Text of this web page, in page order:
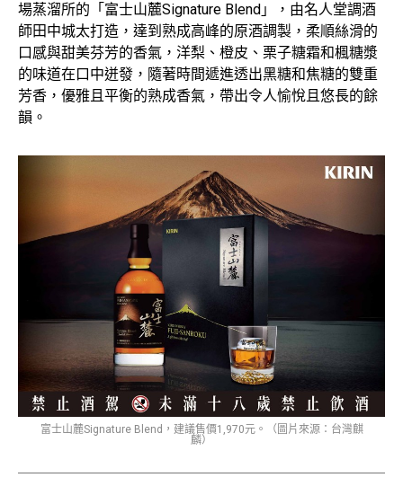
場蒸溜所的「富士山麓Signature Blend」，由名人堂調酒
師田中城太打造，達到熟成高峰的原酒調製，柔順絲滑的
口感與甜美芬芳的香氣，洋梨、橙皮、栗子糖霜和楓糖漿
的味道在口中迸發，隨著時間遞進透出黑糖和焦糖的雙重
芳香，優雅且平衡的熟成香氣，帶出令人愉悅且悠長的餘
韻。
富士山麓Signature Blend，建議售價1,970元。（圖片來源：台灣麒
麟）